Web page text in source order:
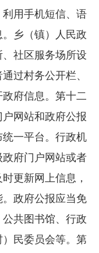
用手机短信、语
乡（镇）人民政
社区服务场所设
过村务公开栏、
府信息。第十二
网站和政府公报
一平台。行政机
府门户网站或者
更新网上信息，
政府公报应当免
共图书馆、行政
民委员会等。第